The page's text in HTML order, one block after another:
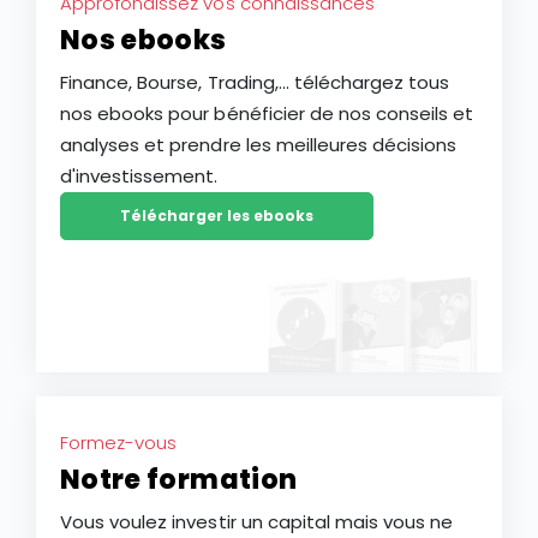
Nos ebooks
Finance, Bourse, Trading,... téléchargez tous
nos ebooks pour bénéficier de nos conseils et
analyses et prendre les meilleures décisions
d'investissement.
Télécharger les ebooks
Formez-vous
Notre formation
Vous voulez investir un capital mais vous ne